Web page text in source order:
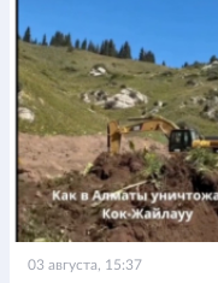
03 августа, 15:37